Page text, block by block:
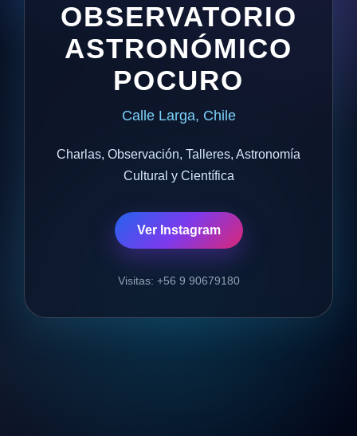
OBSERVATORIO
ASTRONÓMICO
POCURO
Calle Larga, Chile
Charlas, Observación, Talleres, Astronomía
Cultural y Científica
Ver Instagram
Visitas: +56 9 90679180